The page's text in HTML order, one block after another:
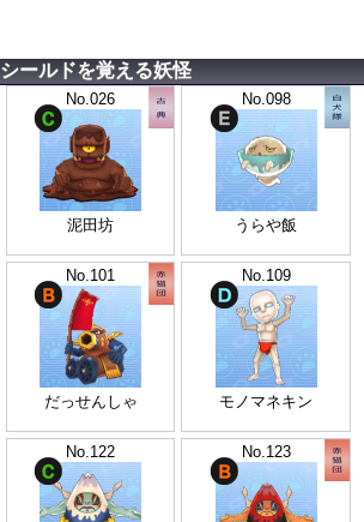
シールドを覚える妖怪
No.026
泥田坊
No.098
うらや飯
No.101
だっせんしゃ
No.109
モノマネキン
No.122 No.123